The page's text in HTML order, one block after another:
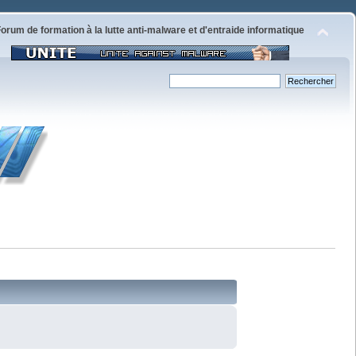
de formation à la lutte anti-malware et d'entraide informatique